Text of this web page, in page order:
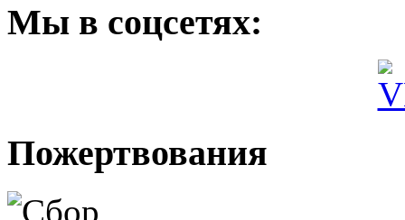
Мы в соцсетях:
Пожертвования